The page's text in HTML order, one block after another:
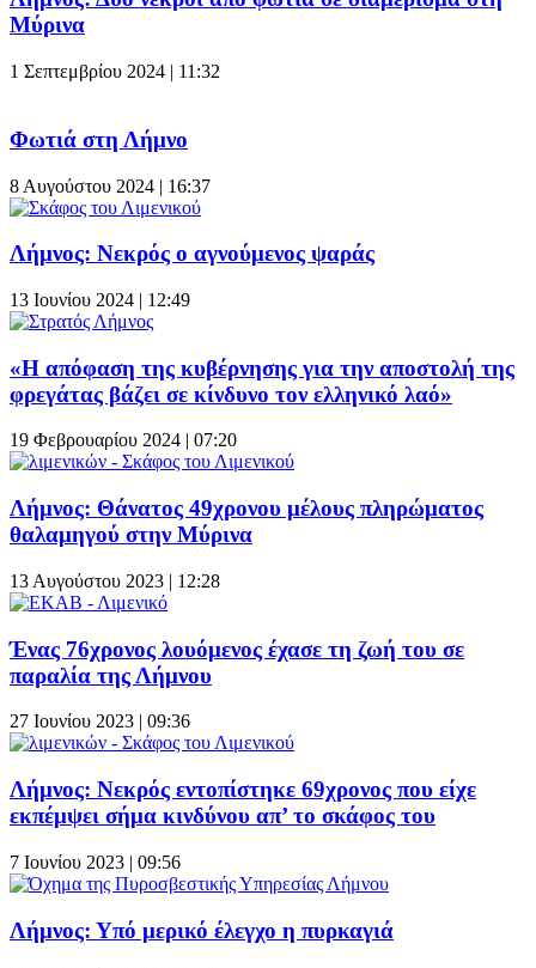
Μύρινα
1 Σεπτεμβρίου 2024 | 11:32
Φωτιά στη Λήμνο
8 Αυγούστου 2024 | 16:37
Λήμνος: Νεκρός ο αγνούμενος ψαράς
13 Ιουνίου 2024 | 12:49
«Η απόφαση της κυβέρνησης για την αποστολή της
φρεγάτας βάζει σε κίνδυνο τον ελληνικό λαό»
19 Φεβρουαρίου 2024 | 07:20
Λήμνος: Θάνατος 49χρονου μέλους πληρώματος
θαλαμηγού στην Μύρινα
13 Αυγούστου 2023 | 12:28
Ένας 76χρονος λουόμενος έχασε τη ζωή του σε
παραλία της Λήμνου
27 Ιουνίου 2023 | 09:36
Λήμνος: Νεκρός εντοπίστηκε 69χρονος που είχε
εκπέμψει σήμα κινδύνου απ’ το σκάφος του
7 Ιουνίου 2023 | 09:56
Λήμνος: Υπό μερικό έλεγχο η πυρκαγιά